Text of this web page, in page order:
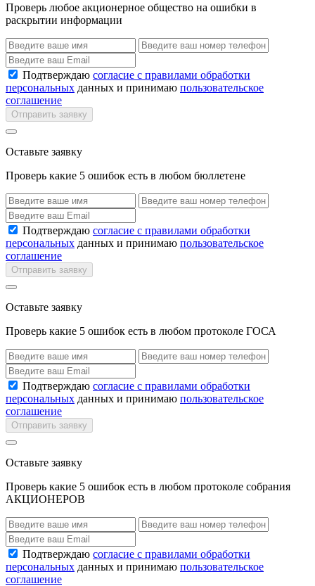
Проверь любое акционерное общество на ошибки в
раскрытии информации
Подтверждаю согласие с правилами обработки
персональных данных и принимаю пользовательское
соглашение
Отправить заявку
Оставьте заявку
Проверь какие 5 ошибок есть в любом бюллетене
Подтверждаю согласие с правилами обработки
персональных данных и принимаю пользовательское
соглашение
Отправить заявку
Оставьте заявку
Проверь какие 5 ошибок есть в любом протоколе ГОСА
Подтверждаю согласие с правилами обработки
персональных данных и принимаю пользовательское
соглашение
Отправить заявку
Оставьте заявку
Проверь какие 5 ошибок есть в любом протоколе собрания
АКЦИОНЕРОВ
Подтверждаю согласие с правилами обработки
персональных данных и принимаю пользовательское
соглашение